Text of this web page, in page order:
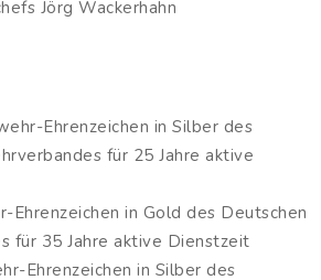
Jörg Wackerhahn
Ehrenzeichen in Silber des
für 25 Jahre aktive
Ehrenzeichen in Gold des Deutschen
für 35 Jahre aktive Dienstzeit
Ehrenzeichen in Silber des